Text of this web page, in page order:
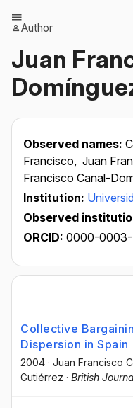
Author
Juan
Observed names:
Francisco, Juan
Francisco Canal-
Institution:
Observed
ORCID: 0000-
Collective
Dispersion in Spain
2004 · Juan Francisco
Gutiérrez · British